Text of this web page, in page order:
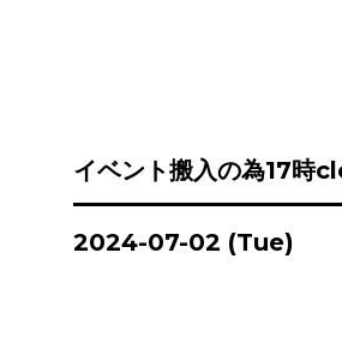
イベント搬入の為17時
2024-07-02 (Tue)